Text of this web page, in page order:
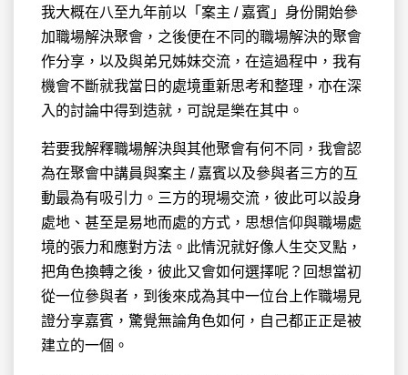
我大概在八至九年前以「案主 / 嘉賓」身份開始參
加職場解決聚會，之後便在不同的職場解決的聚會
作分享，以及與弟兄姊妹交流，在這過程中，我有
機會不斷就我當日的處境重新思考和整理，亦在深
入的討論中得到造就，可說是樂在其中。
若要我解釋職場解決與其他聚會有何不同，我會認
為在聚會中講員與案主 / 嘉賓以及參與者三方的互
動最為有吸引力。三方的現場交流，彼此可以設身
處地、甚至是易地而處的方式，思想信仰與職場處
境的張力和應對方法。此情況就好像人生交叉點，
把角色換轉之後，彼此又會如何選擇呢？回想當初
從一位參與者，到後來成為其中一位台上作職場見
證分享嘉賓，驚覺無論角色如何，自己都正正是被
建立的一個。